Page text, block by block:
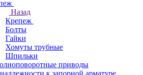
Назад
Крепеж
Болты
Гайки
Хомуты трубные
Шпильки
приводы